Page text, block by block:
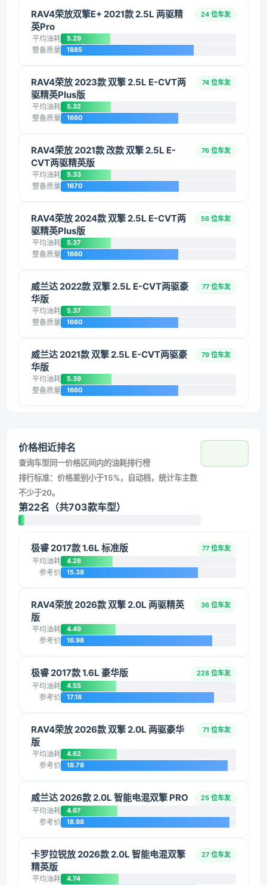
RAV4荣放双擎E+ 2021款 2.5L 两驱精
英Pro
24 位车友
平均油耗 5.29
整备质量 1885
RAV4荣放 2023款 双擎 2.5L E-CVT两
驱精英Plus版
74 位车友
平均油耗 5.32
整备质量 1660
RAV4荣放 2021款 改款 双擎 2.5L E-
CVT两驱精英版
76 位车友
平均油耗 5.33
整备质量 1670
RAV4荣放 2024款 双擎 2.5L E-CVT两
驱精英Plus版
56 位车友
平均油耗 5.37
整备质量 1660
威兰达 2022款 双擎 2.5L E-CVT两驱豪
华版
77 位车友
平均油耗 5.37
整备质量 1660
威兰达 2021款 双擎 2.5L E-CVT两驱豪
华版
79 位车友
平均油耗 5.39
整备质量 1660
价格相近排名
查询车型同一价格区间内的油耗排行榜
排行标准：价格差别小于15%，自动档，统计车主数
不少于20。
第22名（共703款车型）
极睿 2017款 1.6L 标准版 77 位车友
平均油耗 4.26
参考价 15.38
RAV4荣放 2026款 双擎 2.0L 两驱精英
版
36 位车友
平均油耗 4.49
参考价 16.98
极睿 2017款 1.6L 豪华版 228 位车友
平均油耗 4.55
参考价 17.18
RAV4荣放 2026款 双擎 2.0L 两驱豪华
版
71 位车友
平均油耗 4.62
参考价 18.78
威兰达 2026款 2.0L 智能电混双擎 PRO 25 位车友
平均油耗 4.67
参考价 18.98
卡罗拉锐放 2026款 2.0L 智能电混双擎
精英版
27 位车友
平均油耗 4.74